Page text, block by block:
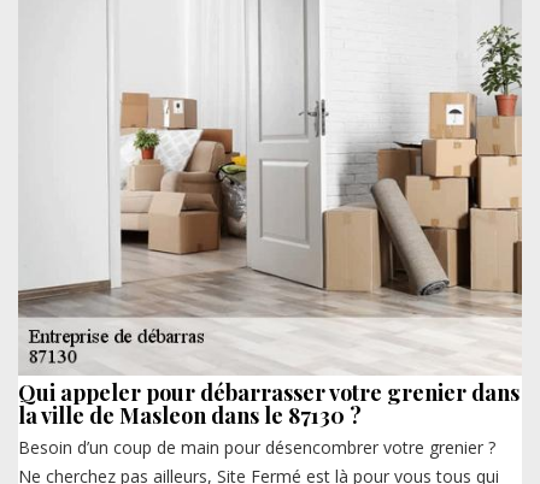
Qui appeler pour débarrasser votre grenier dans
la ville de Masleon dans le 87130 ?
Besoin d’un coup de main pour désencombrer votre grenier ?
Ne cherchez pas ailleurs, Site Fermé est là pour vous tous qui